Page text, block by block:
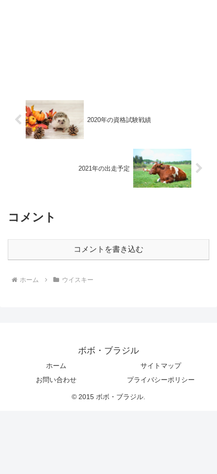
2020年の資格試験戦績
2021年の出走予定
コメント
コメントを書き込む
ホーム ウイスキー
ボボ・ブラジル
ホーム
サイトマップ
お問い合わせ
プライバシーポリシー
© 2015 ボボ・ブラジル.